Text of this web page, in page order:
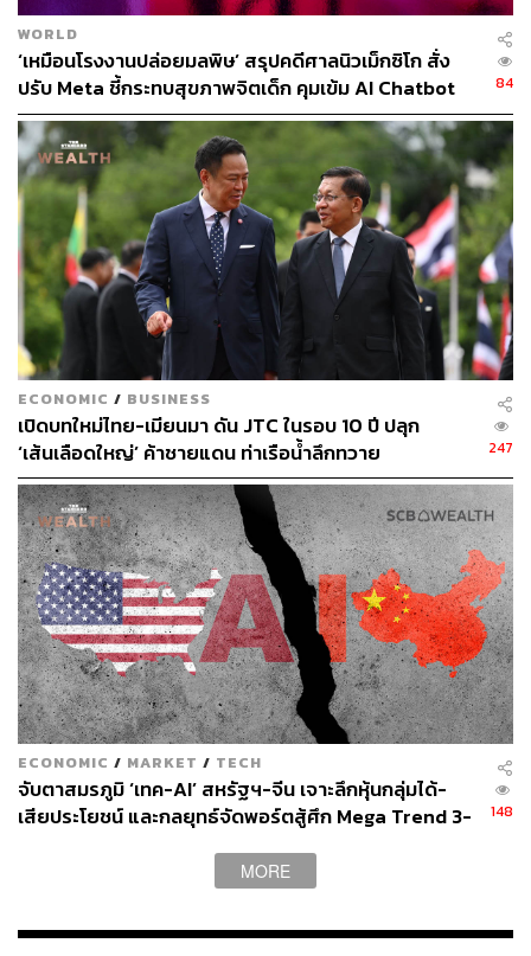
แรงงานหนุ่มสาวลดลง งบประมาณขาดดุลต่อเนื่อง การไหล
เข้า-ออก ของเงินทุน ก็ลดลงอย่างมากจนถึงติดลบ
“สมัยก่อนทำธุรกิจยอดขายโต 10% ก็ค่อนข้างสบาย แต่ตอน
นี้ดูยอดขายโต 2% โดยเฉลี่ย ถามว่าทำไมลำบาก ก็มาจาก
ดอกเบี้ยเงินกู้อยู่ในอัตราที่สูง ทุกอย่างคือสิ่งที่ผู้ประกอบการ
ต้องจ่าย ต้นทุนผลิตสูง ซึ่งเมื่อเร็ว ๆ นี้ สภาพัฒนาเศรษฐกิจ
และสังคมแห่งชาติ (สศช.) ได้ระบุว่า แต่ละบริษัทก็ลดจำนวน
พนักงานถาวร หันไปจ้างพาร์ตไทม์แทน นี่คือสิ่งที่ไทยต้องแก้
ให้ได้”
อีกชุดข้อมูล คือ ดุลงบประมาณ ช่วงปี 1990 รัฐบาลไม่ได้อุ้ม
เศรษฐกิจ แต่เศรษฐกิจอุ้มงบประมาณ ตอนนั้น ค้าขายง่าย
มาก ถึงขั้นรัฐบาลต้องดึงเศรษฐกิจให้ช้าลง เพราะต้องเก็บ
ภาษีให้เยอะ ใช้เงินให้น้อย ไม่เช่นนั้นอาจจะโตทะลุ 10%
ด้วยซ้ำไป
“หันมาดูวันนี้รัฐบาลขาดดุล 5% เพื่อให้ GDP โตได้ครึ่ง
เปอร์เซ็นต์ เราอยู่อย่างนี้ไม่ได้แล้ว รัฐบาลต้องขาดดุล 2%
เพื่อพยุงให้ GDP โต 4% และควรควบคุมไม่ให้หนี้สาธารณะ
พุ่งขึ้นไป”
ดังนั้น ถามว่าประเทศไทย ยังมีอะไรเหลือหรือไม่ ยังมี ซึ่งเรา
มีทุนสำรองไม่น้อย ราว 9.28 ล้านล้านบาท คิดเป็น 50.4%
ของ GDP ไทยควรตั้งกองทุนต่างประเทศ รูปแบบ Sovereign
wealth fund เพื่อนำเงินไปลงทุน ด้วยความระมัดระวัง ซึ่ง
ตัวอย่างที่ทำได้ดีคือ กองทุนบำเหน็จบำนาญข้าราชการ
(กบข.)
ระดับความเชื่อมั่น ส่วนเงินบาทก็แข็งค่าเกินไปและนาน
อ่อนของนโยบายการเงินการคลังของไทย
WORLD
‘เหมือนโรงงานปล่อยมลพิษ’ สรุปคดีศาลนิวเม็กซิโก สั่ง
ปรับ Meta ชี้กระทบสุขภาพจิตเด็ก คุมเข้ม AI Chatbot
84
ECONOMIC / BUSINESS
เปิดบทใหม่ไทย-เมียนมา ดัน JTC ในรอบ 10 ปี ปลุก
‘เส้นเลือดใหญ่’ ค้าชายแดน ท่าเรือน้ำลึกทวาย
247
ECONOMIC / MARKET / TECH
จับตาสมรภูมิ ‘เทค-AI’ สหรัฐฯ-จีน เจาะลึกหุ้นกลุ่มได้-
เสียประโยชน์ และกลยุทธ์จัดพอร์ตสู้ศึก Mega Trend 3-
148
MORE